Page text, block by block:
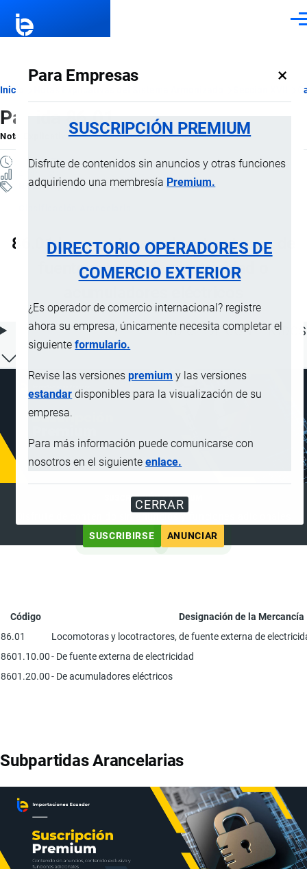
Para Empresas ×
SUSCRIPCIÓN PREMIUM
Disfrute de contenidos sin anuncios y otras funciones
adquiriendo una membresía Premium.
DIRECTORIO OPERADORES DE
COMERCIO EXTERIOR
¿Es operador de comercio internacional? registre
ahora su empresa, únicamente necesita completar el
siguienteformulario.
Revise las versionespremium y las versiones
estandar disponibles para la visualización de su
empresa.
Para más información puede comunicarse con
nosotros en el siguienteenlace.
CERRAR
Ruta
de
navegación
Inicio
Partida 86.01
Nota ExplicativaporImportaciones …, 22 Julio, 2024
1 MINUTO
Notas Explicativas
86.01 Locomotoras y locotractores, de
fuente externa de electricidad o
ÍNDICE DE CONTENIDOS
SUSCRIPCIÓN PREMIUM
SUSCRIBIRSE
ANUNCIAR
Código
Designación de la Mercancía
86.01
Locomotoras y locotractores, de fuente externa de
8601.10.00- De fuente externa de electricidad
8601.20.00- De acumuladores eléctricos
Subpartidas Arancelarias